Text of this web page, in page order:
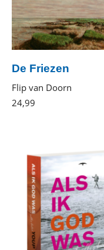
De Friezen
Flip van Doorn
24,99